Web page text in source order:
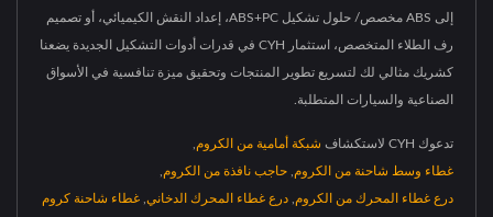
إلى ABS مخصص/ حلول تشكيل ABS+PC، إعداد النقش الكيميائي، أو تصميم
رف الطلاء المتخصص، استثمار CYH في قدرات أدوات التشكيل الجديدة يضعنا
كشريك مثالي لك لتسريع تطوير المنتجات وتحقيق ميزة تنافسية في الأسواق
الصناعية والسيارات المتطلبة.
تدعوك CYH لاستكشاف شبكة أمامية من الكروم
غطاء وسط شاحنة من الكروم حاجب نافذة من الكروم
درع غطاء المحرك من الكروم درع غطاء المحرك الدخاني غطاء شاحنة كروم